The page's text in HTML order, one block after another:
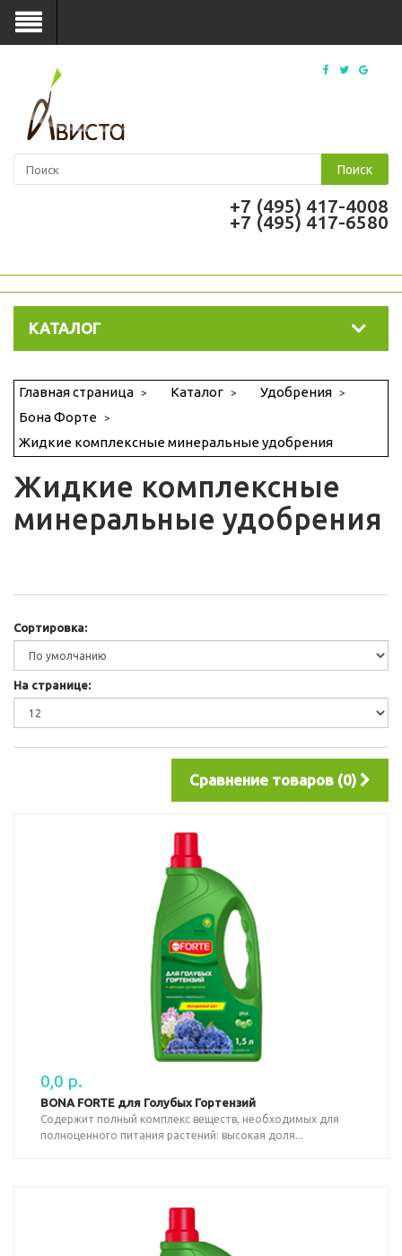
Поиск
+7 (495) 417-4008
+7 (495) 417-6580
КАТАЛОГ
Главная страница Каталог
Удобрения
Бона Форте
Жидкие комплексные минеральные удобрения
Жидкие комплексные
минеральные удобрения
Сортировка:
На странице:
Сравнение товаров (0)
0,0 р.
BONA FORTE для Голубых Гортензий
Содержит полный комплекс веществ, необходимых для
полноценного питания растений: высокая доля...